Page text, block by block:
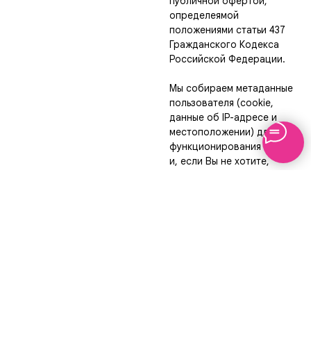
определеямой
положениями статьи 437
Гражданского Кодекса
Российской Федерации.
Мы собираем метаданные
пользователя (cookie,
данные об IP-адресе и
местоположении) для
функционирования сайта
и, если Вы не хотите,